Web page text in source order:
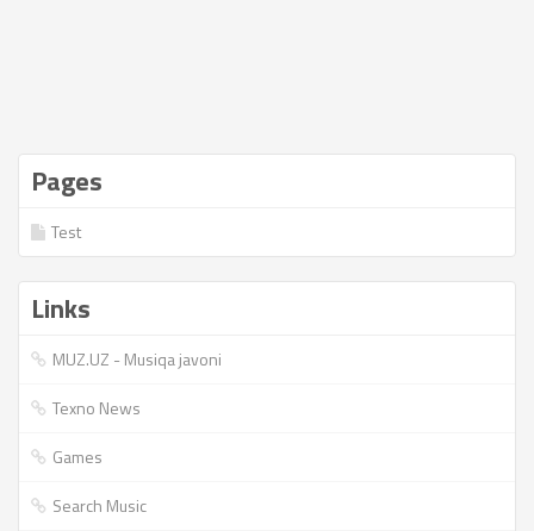
Pages
Test
Links
MUZ.UZ - Musiqa javoni
Texno News
Games
Search Music